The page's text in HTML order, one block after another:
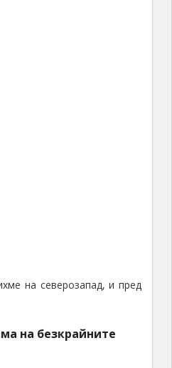
на северозапад, и пред
на безкрайните